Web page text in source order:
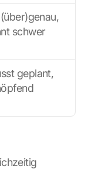
schwer
geplant,